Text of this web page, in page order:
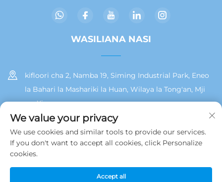
WASILIANA NASI
kifloori cha 2, Namba 19, Siming Industrial Park, Eneo
la Bahari la Mashariki la Huan, Wilaya la Tong'an, Mji
wa Xiamen
+86 13215929911
[email protected]
Hakiki © 2025 na Jamooz (Xiamen) Technology Co., Ltd.
We value your privacy
We use cookies and similar tools to provide our services.
If you don't want to accept all cookies, click Personalize
cookies.
Accept all